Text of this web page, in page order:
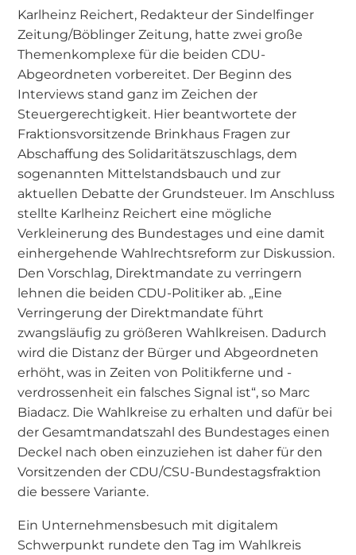
Karlheinz Reichert, Redakteur der Sindelfinger
Zeitung/Böblinger Zeitung, hatte zwei große
Themenkomplexe für die beiden CDU-
Abgeordneten vorbereitet. Der Beginn des
Interviews stand ganz im Zeichen der
Steuergerechtigkeit. Hier beantwortete der
Fraktionsvorsitzende Brinkhaus Fragen zur
Abschaffung des Solidaritätszuschlags, dem
sogenannten Mittelstandsbauch und zur
aktuellen Debatte der Grundsteuer. Im Anschluss
stellte Karlheinz Reichert eine mögliche
Verkleinerung des Bundestages und eine damit
einhergehende Wahlrechtsreform zur Diskussion.
Den Vorschlag, Direktmandate zu verringern
lehnen die beiden CDU-Politiker ab. „Eine
Verringerung der Direktmandate führt
zwangsläufig zu größeren Wahlkreisen. Dadurch
wird die Distanz der Bürger und Abgeordneten
erhöht, was in Zeiten von Politikferne und -
verdrossenheit ein falsches Signal ist“, so Marc
Biadacz. Die Wahlkreise zu erhalten und dafür bei
der Gesamtmandatszahl des Bundestages einen
Deckel nach oben einzuziehen ist daher für den
Vorsitzenden der CDU/CSU-Bundestagsfraktion
die bessere Variante.
Ein Unternehmensbesuch mit digitalem
Schwerpunkt rundete den Tag im Wahlkreis